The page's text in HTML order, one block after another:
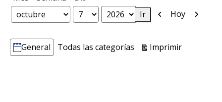
Mes
Día
Año
Anterior
Hoy
Categorías
General Todas las categorías ImprimirVistas